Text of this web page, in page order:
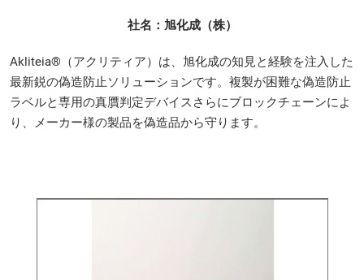
社名：旭化成（株）
Akliteia®（アクリティア）は、旭化成の知見と経験を注入した
最新鋭の偽造防止ソリューションです。複製が困難な偽造防止
ラベルと専用の真贋判定デバイスさらにブロックチェーンによ
り、メーカー様の製品を偽造品から守ります。